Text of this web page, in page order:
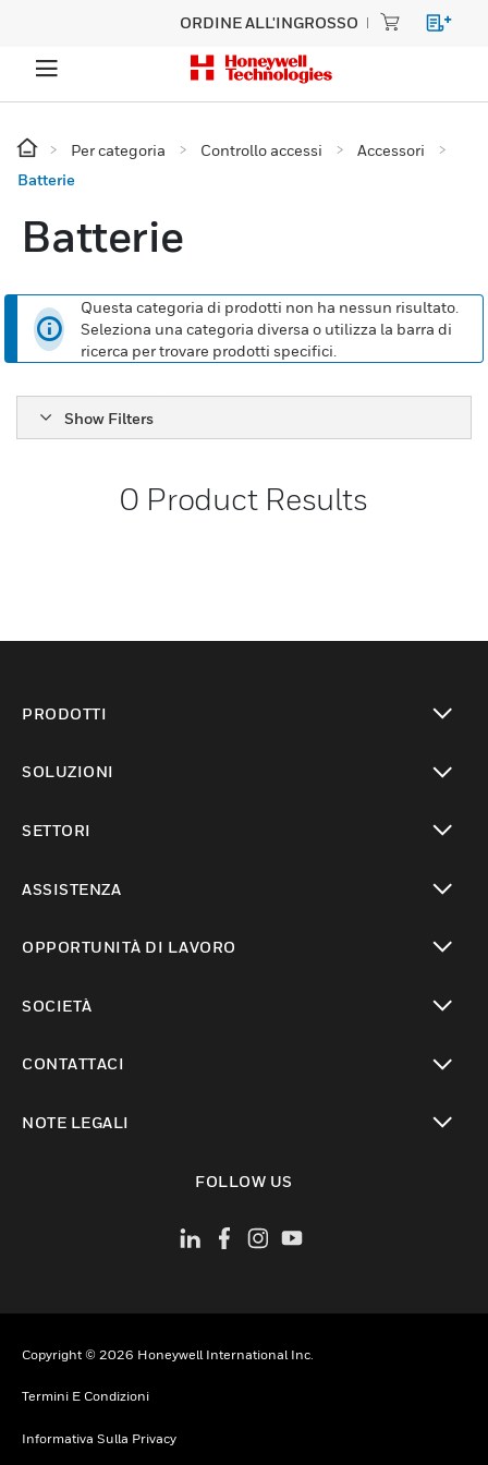
ORDINE ALL'INGROSSO
Per categoria Controllo accessi
Accessori
Batterie
Batterie
Questa categoria di prodotti non ha nessun risultato.
Seleziona una categoria diversa o utilizza la barra di
ricerca per trovare prodotti specifici.
Show Filters
0 Product Results
PRODOTTI
SOLUZIONI
SETTORI
ASSISTENZA
OPPORTUNITÀ DI LAVORO
SOCIETÀ
CONTATTACI
NOTE LEGALI
FOLLOW US
Copyright © 2026 Honeywell International Inc.
Termini E Condizioni
Informativa Sulla Privacy